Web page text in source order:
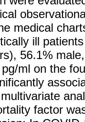
medical
ill
56.1%
ml on the
factor